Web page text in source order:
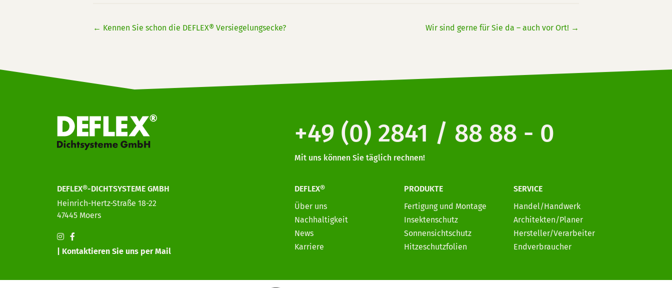
← Kennen Sie schon die DEFLEX® Versiegelungsecke? Wir sind gerne für Sie da – auch vor Ort! →
+49 (0) 2841 / 88 88 - 0
Mit uns können Sie täglich rechnen!
DEFLEX®-DICHTSYSTEME GMBH
Heinrich-Hertz-Straße 18-22
47445 Moers
| Kontaktieren Sie uns per Mail
DEFLEX®
Über uns
Nachhaltigkeit
News
Karriere
PRODUKTE
Fertigung und Montage
Insektenschutz
Sonnensichtschutz
Hitzeschutzfolien
SERVICE
Handel/Handwerk
Architekten/Planer
Hersteller/Verarbeiter
Endverbraucher